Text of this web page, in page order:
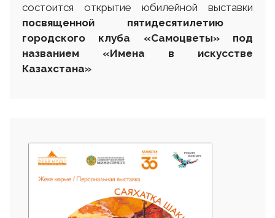
состоится открытие юбилейной выставки
посвященной пятидесятилетию
городского клуба «Самоцветы» под
названием «Имена в искусстве
Казахстана»